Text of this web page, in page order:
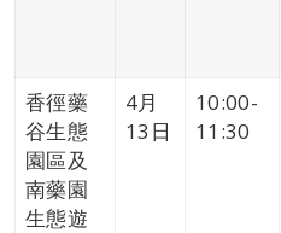
香徑藥
谷生態
園區及
南藥園
生態遊
4月
13日
10:00-
11:30